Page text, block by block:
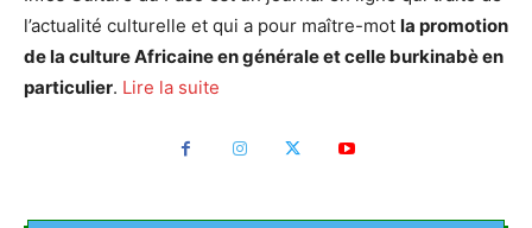
l’actualité culturelle et qui a pour maître-mot la promotion
de la culture Africaine en générale et celle burkinabè en
particulier. Lire la suite